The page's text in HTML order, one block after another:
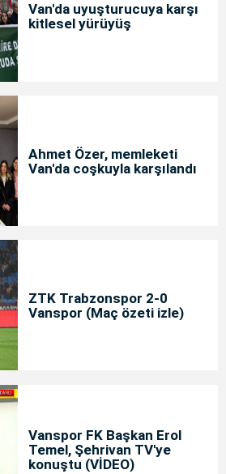
Van'da uyuşturucuya karşı
kitlesel yürüyüş
Ahmet Özer, memleketi
Van'da coşkuyla karşılandı
ZTK Trabzonspor 2-0
Vanspor (Maç özeti izle)
Vanspor FK Başkan Erol
Temel, Şehrivan TV'ye
konuştu (VİDEO)